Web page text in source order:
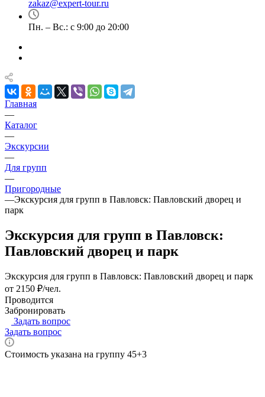
zakaz@expert-tour.ru
Пн. – Вс.: с 9:00 до 20:00
Главная
—
Каталог
—
Экскурсии
—
Для групп
—
Пригородные
—Экскурсия для групп в Павловск: Павловский дворец и
парк
Экскурсия для групп в Павловск:
Павловский дворец и парк
Экскурсия для групп в Павловск: Павловский дворец и парк
от 2150 ₽/чел.
Проводится
Забронировать
Задать вопрос
Задать вопрос
Стоимость указана на группу 45+3